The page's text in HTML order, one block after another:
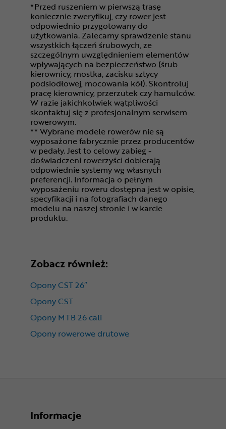
*Przed ruszeniem w pierwszą trasę
koniecznie zweryfikuj, czy rower jest
odpowiednio przygotowany do
użytkowania. Zalecamy sprawdzenie stanu
wszystkich łączeń śrubowych, ze
szczególnym uwzględnieniem elementów
wpływających na bezpieczeństwo (śrub
kierownicy, mostka, zacisku sztycy
podsiodłowej, mocowania kół). Skontroluj
pracę kierownicy, przerzutek czy hamulców.
W razie jakichkolwiek wątpliwości
skontaktuj się z profesjonalnym serwisem
rowerowym.
** Wybrane modele rowerów nie są
wyposażone fabrycznie przez producentów
w pedały. Jest to celowy zabieg -
doświadczeni rowerzyści dobierają
odpowiednie systemy wg własnych
preferencji. Informacja o pełnym
wyposażeniu roweru dostępna jest w opisie,
specyfikacji i na fotografiach danego
modelu na naszej stronie i w karcie
produktu.
Zobacz również:
Opony CST 26″
Opony CST
Opony MTB 26 cali
Opony rowerowe drutowe
Informacje